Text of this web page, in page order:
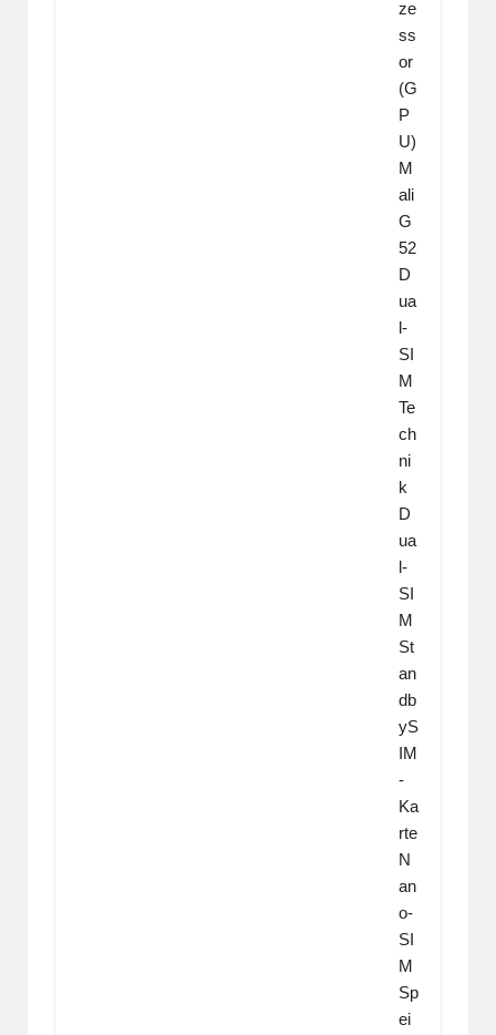
ze
ss
or
(G
P
U)
M
ali
G
52
D
ua
l-
SI
M
Te
ch
ni
k
D
ua
l-
SI
M
St
an
db
yS
IM
-
Ka
rte
N
an
o-
SI
M
Sp
ei